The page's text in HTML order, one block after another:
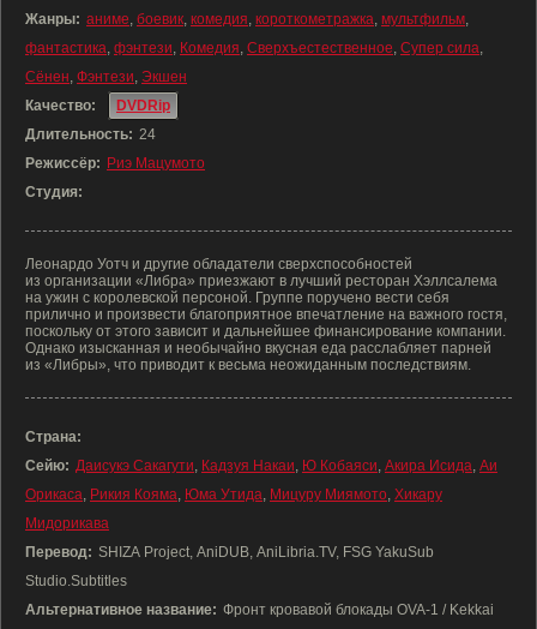
Жанры: аниме, боевик, комедия, короткометражка, мультфильм,
фантастика, фэнтези, Комедия, Сверхъестественное, Супер сила,
Сёнен, Фэнтези, Экшен
Качество:
DVDRip
Длительность: 24
Режиссёр: Риэ Мацумото
Студия:
Леонардо Уотч и другие обладатели сверхспособностей
из организации «Либра» приезжают в лучший ресторан Хэллсалема
на ужин с королевской персоной. Группе поручено вести себя
прилично и произвести благоприятное впечатление на важного гостя,
поскольку от этого зависит и дальнейшее финансирование компании.
Однако изысканная и необычайно вкусная еда расслабляет парней
из «Либры», что приводит к весьма неожиданным последствиям.
Страна:
Сейю: Даисукэ Сакагути, Кадзуя Накаи, Ю Кобаяси, Акира Исида, Аи
Орикаса, Рикия Кояма, Юма Утида, Мицуру Миямото, Хикару
Мидорикава
Перевод: SHIZA Project, AniDUB, AniLibria.TV, FSG YakuSub
Studio.Subtitles
Альтернативное название: Фронт кровавой блокады OVA-1 / Kekkai